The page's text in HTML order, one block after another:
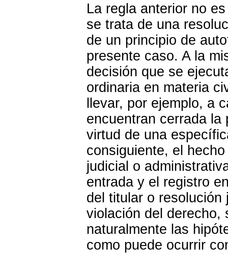
La regla anterior no
se trata de una
de un principio de
presente caso. A la
decisión que se
ordinaria en materia
llevar, por ejemplo, a
encuentran cerrada
virtud de una
consiguiente, el
judicial o
entrada y el registro
del titular o
violación del derecho,
naturalmente las
como puede ocurrir